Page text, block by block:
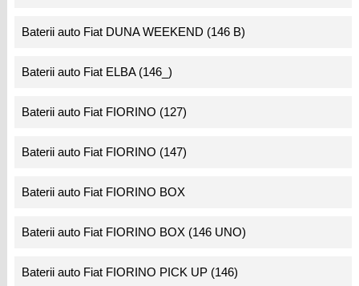
Baterii auto Fiat DUNA WEEKEND (146 B)
Baterii auto Fiat ELBA (146_)
Baterii auto Fiat FIORINO (127)
Baterii auto Fiat FIORINO (147)
Baterii auto Fiat FIORINO BOX
Baterii auto Fiat FIORINO BOX (146 UNO)
Baterii auto Fiat FIORINO PICK UP (146)